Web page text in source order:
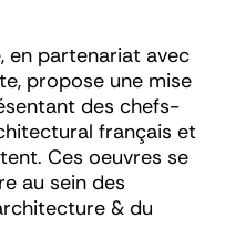
en partenariat avec
propose une mise
des chefs-
français et
Ces oeuvres se
au sein des
& du